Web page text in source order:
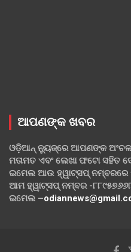
ଆପଣଙ୍କ ଖବର
ଓଡ଼ିଆନ୍ ନ୍ୟୁଜ୍‌ରେ ଆପଣଙ୍କ
ମତାମତ ଏବଂ ଲେଖା ଫଟୋ ସହିତ
ଇମେଲ ଆଉ ହ୍ୱାଟ୍‌ସପ୍ ନମ୍ବରରେ
ଆମ ହ୍ୱାଟ୍‌ସପ୍ ନମ୍ବର -
ଇମେଲ –